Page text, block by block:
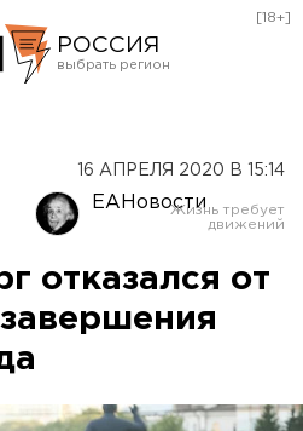
РОССИЯ
Оренбург
[18+]
16 АПРЕЛЯ 2020 В 15:14
ЕАНовости
отказался от